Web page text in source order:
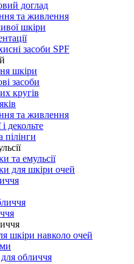
доглад
та живлення
шкіри
засоби SPF
шкіри
засоби
кругів
та живлення
декольте
пілінги
та емульсії
для шкіри очей
шкіри навколо очей
обличчя